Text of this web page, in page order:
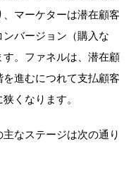
マーケターは潜在顧客
バージョン（購入な
。ファネルは、潜在顧
進むにつれて支払顧客
くなります。
なステージは次の通り